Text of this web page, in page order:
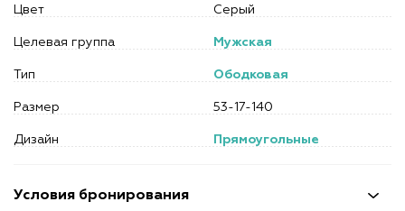
Условия бронирования
Цвет Серый
Целевая группа Мужская
Тип Ободковая
Размер 53-17-140
Дизайн Прямоугольные